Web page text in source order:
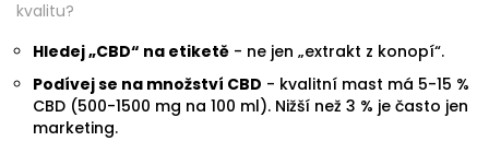
kvalitu?
Hledej „CBD“ na etiketě - ne jen „extrakt z konopí“.
Podívej se na množství CBD - kvalitní mast má 5-15 %
CBD (500-1500 mg na 100 ml). Nižší než 3 % je často jen
marketing.